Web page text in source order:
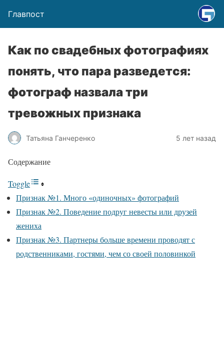
Главпост
Как по свадебных фотографиях
понять, что пара разведется:
фотограф назвала три
тревожных признака
Татьяна Ганчеренко 5 лет назад
Содержание
Toggle
Признак №1. Много «одиночных» фотографий
Признак №2. Поведение подруг невесты или друзей
жениха
Признак №3. Партнеры больше времени проводят с
родственниками, гостями, чем со своей половинкой